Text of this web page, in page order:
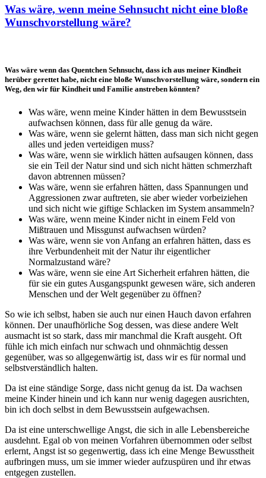
Was wäre, wenn meine Sehnsucht nicht eine bloße
Wunschvorstellung wäre?
Was wäre wenn das Quentchen Sehnsucht, dass ich aus meiner Kindheit
herüber gerettet habe, nicht eine bloße Wunschvorstellung wäre, sondern ein
Weg, den wir für Kindheit und Familie anstreben könnten?
Was wäre, wenn meine Kinder hätten in dem Bewusstsein
aufwachsen können, dass für alle genug da wäre.
Was wäre, wenn sie gelernt hätten, dass man sich nicht gegen
alles und jeden verteidigen muss?
Was wäre, wenn sie wirklich hätten aufsaugen können, dass
sie ein Teil der Natur sind und sich nicht hätten schmerzhaft
davon abtrennen müssen?
Was wäre, wenn sie erfahren hätten, dass Spannungen und
Aggressionen zwar auftreten, sie aber wieder vorbeiziehen
und sich nicht wie giftige Schlacken im System ansammeln?
Was wäre, wenn meine Kinder nicht in einem Feld von
Mißtrauen und Missgunst aufwachsen würden?
Was wäre, wenn sie von Anfang an erfahren hätten, dass es
ihre Verbundenheit mit der Natur ihr eigentlicher
Normalzustand wäre?
Was wäre, wenn sie eine Art Sicherheit erfahren hätten, die
für sie ein gutes Ausgangspunkt gewesen wäre, sich anderen
Menschen und der Welt gegenüber zu öffnen?
So wie ich selbst, haben sie auch nur einen Hauch davon erfahren
können. Der unaufhörliche Sog dessen, was diese andere Welt
ausmacht ist so stark, dass mir manchmal die Kraft ausgeht. Oft
fühle ich mich einfach nur schwach und ohnmächtig dessen
gegenüber, was so allgegenwärtig ist, dass wir es für normal und
selbstverständlich halten.
Da ist eine ständige Sorge, dass nicht genug da ist. Da wachsen
meine Kinder hinein und ich kann nur wenig dagegen ausrichten,
bin ich doch selbst in dem Bewusstsein aufgewachsen.
Da ist eine unterschwellige Angst, die sich in alle Lebensbereiche
ausdehnt. Egal ob von meinen Vorfahren übernommen oder selbst
erlernt, Angst ist so gegenwertig, dass ich eine Menge Bewusstheit
aufbringen muss, um sie immer wieder aufzuspüren und ihr etwas
entgegen zustellen.